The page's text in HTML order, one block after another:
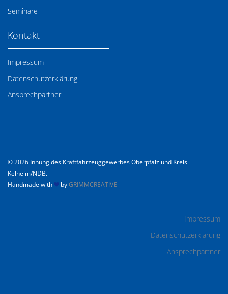
Seminare
Kontakt
Impressum
Datenschutzerklärung
Ansprechpartner
© 2026 Innung des Kraftfahrzeuggewerbes Oberpfalz und Kreis
Kelheim/NDB.
Handmade with
byGRIMMCREATIVE
Impressum
Datenschutzerklärung
Ansprechpartner